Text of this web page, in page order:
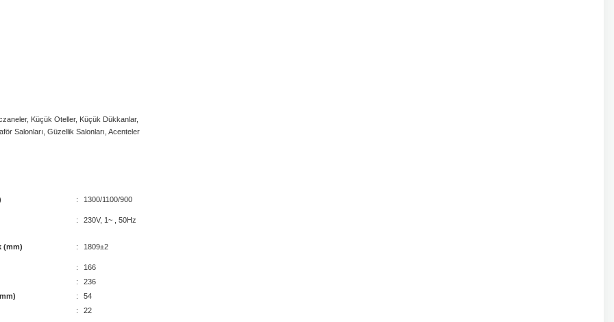
Küçük Oteller, Küçük Dükkanlar,
Salonları, Güzellik Salonları, Acenteler
:
1300/1100/900
: 230V, 1~ , 50Hz
(mm) : 1809±2
:
166
:
236
:
54
: 22